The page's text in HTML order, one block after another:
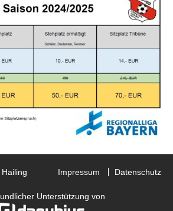
Impressum Datenschutz
Unterstützung von